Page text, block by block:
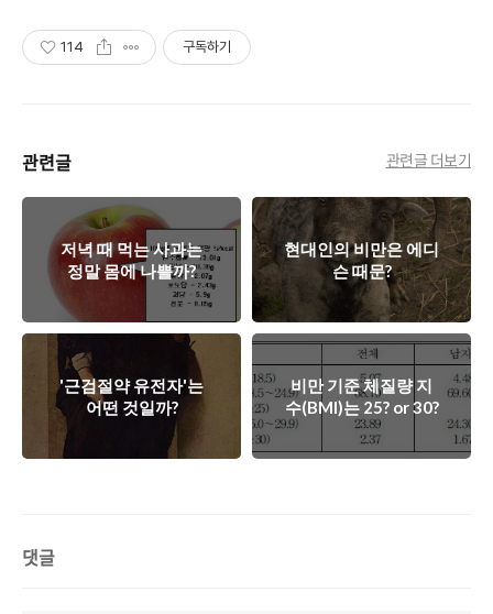
114 구독하기
관련글 관련글 더보기
저녁 때 먹는 사과는
정말 몸에 나쁠까?
현대인의 비만은 에디
슨 때문?
'근검절약 유전자'는
어떤 것일까?
비만 기준 체질량 지
수(BMI)는 25? or 30?
댓글